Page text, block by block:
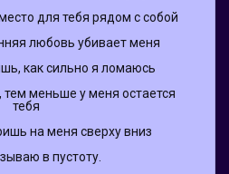
для тебя рядом с собой
любовь убивает меня
как сильно я ломаюсь
меньше у меня остается
тебя
на меня сверху вниз
в пустоту.